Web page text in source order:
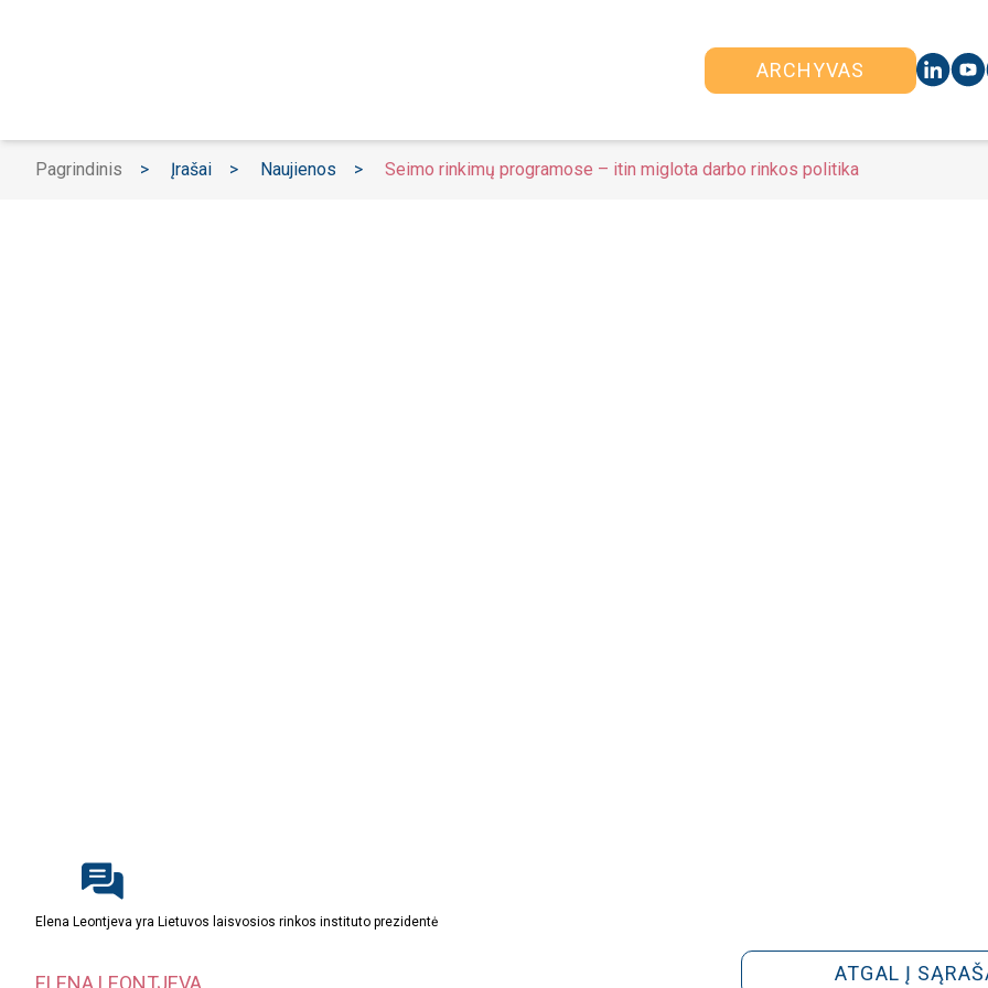
ARCHYVAS
Pagrindinis > Įrašai > Naujienos > Seimo rinkimų programose – itin miglota darbo rinkos politika
Elena Leontjeva yra Lietuvos laisvosios rinkos instituto prezidentė
ATGAL Į